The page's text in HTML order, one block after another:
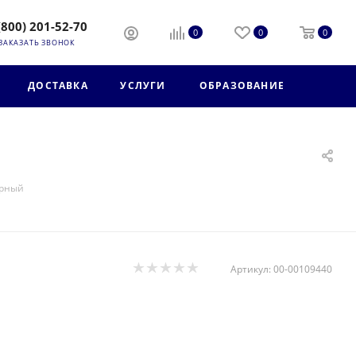
201-52-70
ЗВОНОК
0 0 0
ДОСТАВКА УСЛУГИ ОБРАЗОВАНИЕ
Артикул: 00-00109440